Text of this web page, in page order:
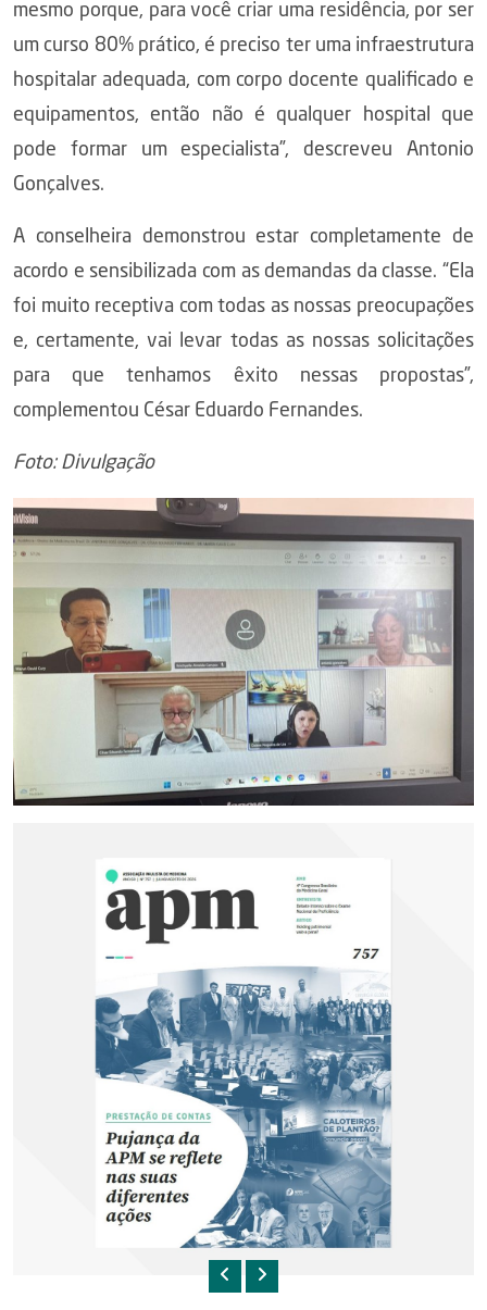
mesmo porque, para você criar uma residência, por ser
um curso 80% prático, é preciso ter uma infraestrutura
hospitalar adequada, com corpo docente qualificado e
equipamentos, então não é qualquer hospital que
pode formar um especialista”, descreveu Antonio
Gonçalves.
A conselheira demonstrou estar completamente de
acordo e sensibilizada com as demandas da classe. “Ela
foi muito receptiva com todas as nossas preocupações
e, certamente, vai levar todas as nossas solicitações
para que tenhamos êxito nessas propostas”,
complementou César Eduardo Fernandes.
Foto: Divulgação